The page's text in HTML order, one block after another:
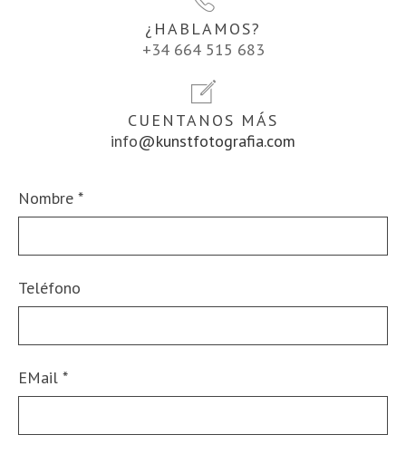
¿HABLAMOS?
+34 664 515 683
CUENTANOS MÁS
info@kunstfotografia.com
Nombre *
Teléfono
EMail *